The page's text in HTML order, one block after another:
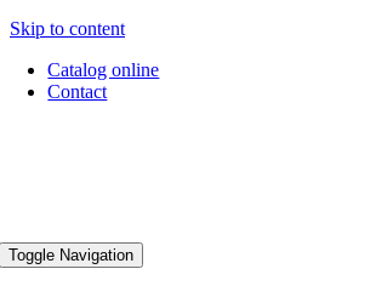
Skip to content
Catalog online
Contact
Toggle Navigation